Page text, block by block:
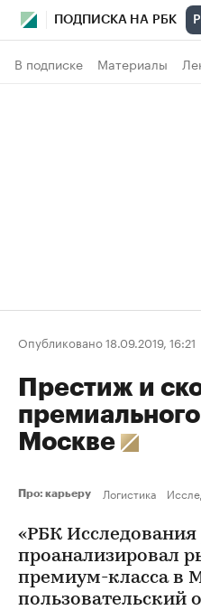
ПОДПИСКА НА РБК
В подписке Материалы
Опубликовано 18.09.2019, 16:21
Престиж и
премиального
Москве
Про: карьеру Логистика
«РБК
проанализировал
премиум-класса в
пользовательский